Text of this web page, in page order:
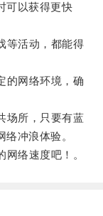
可以获得更快
活动，都能得
网络环境，确
所，只要有蓝
冲浪体验。
络速度吧！。